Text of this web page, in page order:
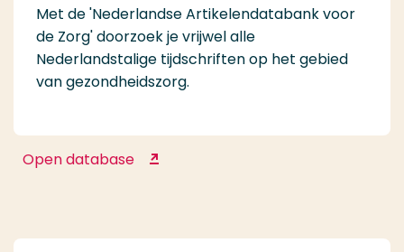
Met de 'Nederlandse Artikelendatabank voor
de Zorg' doorzoek je vrijwel alle
Nederlandstalige tijdschriften op het gebied
van gezondheidszorg.
Open database NAZ